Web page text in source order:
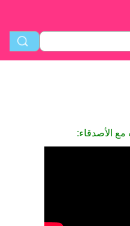
مع الأصدقاء: